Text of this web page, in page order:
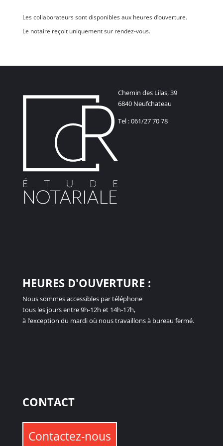
Les collaborateurs sont disponibles aux heures d’ouverture.
Le notaire reçoit uniquement sur rendez-vous.
Chemin des Lilas, 39
6840 Neufchateau
Tel : 061/27 70 78
HEURES D'OUVERTURE :
Nous sommes accessibles par téléphone
tous les jours entre 9h-12h et 14h-17h,
à l’exception du mardi où nous travaillons à bureau fermé.
CONTACT
Contactez-nous